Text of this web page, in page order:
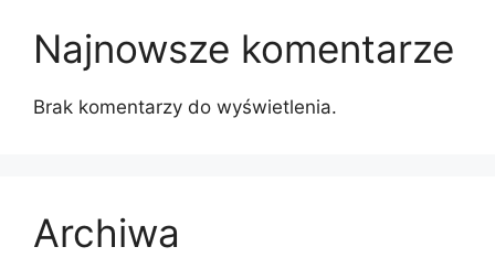
Najnowsze komentarze
Brak komentarzy do wyświetlenia.
Archiwa